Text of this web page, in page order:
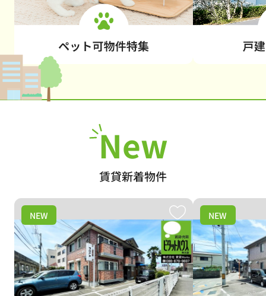
New
賃貸新着物件
NEW NEW